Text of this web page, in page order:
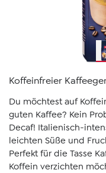
Koffeinfreier
Du möchtest auf
guten Kaffee? Kein
Decaf! Italienisch-
leichten Süße und
Perfekt für die Tasse
Koffein verzichten